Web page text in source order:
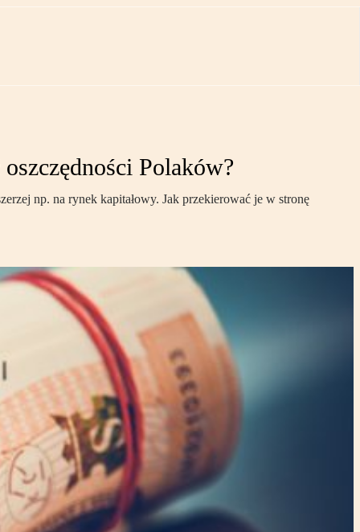
Polaków?
np. na rynek kapitałowy. Jak przekierować je w stronę